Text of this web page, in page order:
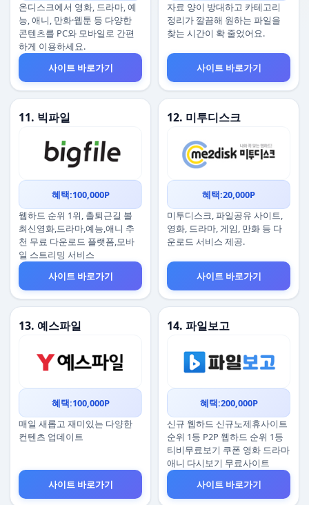
온디스크에서 영화, 드라마, 예
능, 애니, 만화·웹툰 등 다양한
콘텐츠를 PC와 모바일로 간편
하게 이용하세요.
사이트 바로가기
자료 양이 방대하고 카테고리
정리가 깔끔해 원하는 파일을
찾는 시간이 확 줄었어요.
사이트 바로가기
11. 빅파일
혜택:100,000P
웹하드 순위 1위, 출퇴근길 볼
최신영화,드라마,예능,애니 추
천 무료 다운로드 플랫폼,모바
일 스트리밍 서비스
사이트 바로가기
12. 미투디스크
혜택:20,000P
미투디스크, 파일공유 사이트,
영화, 드라마, 게임, 만화 등 다
운로드 서비스 제공.
사이트 바로가기
13. 예스파일
혜택:100,000P
매일 새롭고 재미있는 다양한
컨텐츠 업데이트
사이트 바로가기
14. 파일보고
혜택:200,000P
신규 웹하드 신규노제휴사이트
순위 1등 P2P 웹하드 순위 1등
티비무료보기 쿠폰 영화 드라마
애니 다시보기 무료사이트
사이트 바로가기